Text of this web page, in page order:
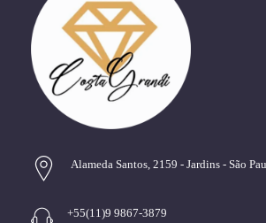
Alameda Santos, 2159 - Jardins - São
+55(11)9 9867-3879